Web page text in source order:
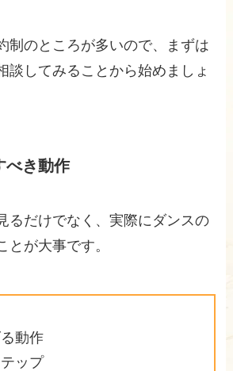
制のところが多いので、まずは
談してみることから始めましょ
べき動作
るだけでなく、実際にダンスの
とが大事です。
動作
ップ